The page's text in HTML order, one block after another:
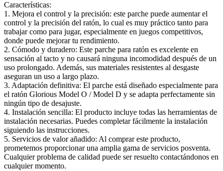
Características:
1. Mejora el control y la precisión: este parche puede aumentar el
control y la precisión del ratón, lo cual es muy práctico tanto para
trabajar como para jugar, especialmente en juegos competitivos,
donde puede mejorar tu rendimiento.
2. Cómodo y duradero: Este parche para ratón es excelente en
sensación al tacto y no causará ninguna incomodidad después de un
uso prolongado. Además, sus materiales resistentes al desgaste
aseguran un uso a largo plazo.
3. Adaptación definitiva: El parche está diseñado especialmente para
el ratón Glorious Model O / Model D y se adapta perfectamente sin
ningún tipo de desajuste.
4. Instalación sencilla: El producto incluye todas las herramientas de
instalación necesarias. Puedes completar fácilmente la instalación
siguiendo las instrucciones.
5. Servicios de valor añadido: Al comprar este producto,
prometemos proporcionar una amplia gama de servicios posventa.
Cualquier problema de calidad puede ser resuelto contactándonos en
cualquier momento.